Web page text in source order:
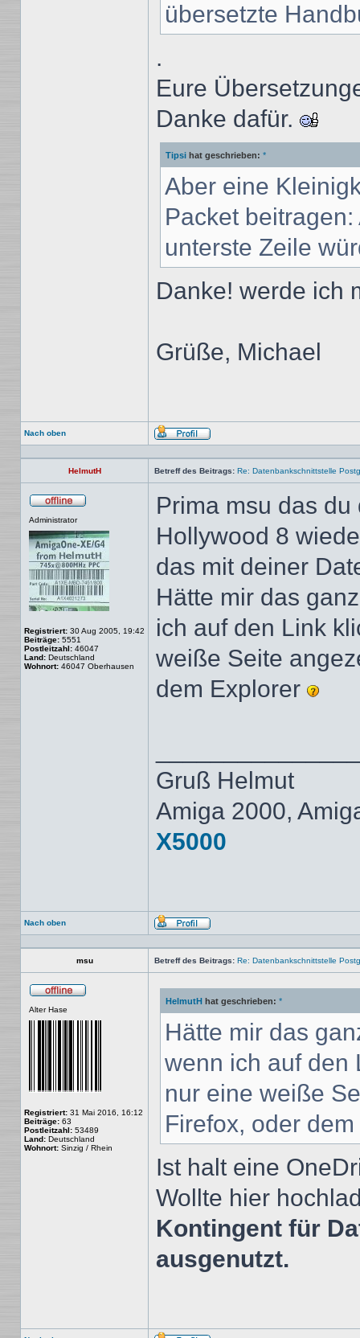
übersetzte
.
Eure
Danke dafür.
Tipsi hat geschrieben: *
Aber eine
Packet
unterste Zeile
Danke! werde ich
Grüße, Michael
Nach oben
Profil
HelmutH Betreff des Beitrags: Re: Datenbankschnittstelle
Administrator
Registriert: 30 Aug 2005, 19:42
Beiträge: 5551
Postleitzahl: 46047
Land: Deutschland
Wohnort: 46047 Oberhausen
Prima msu das
Hollywood 8
das mit deiner
Hätte mir das
ich auf den Link
weiße Seite
dem Explorer
Gruß Helmut
Amiga 2000,
X5000
Nach oben
Profil
msu Betreff des Beitrags: Re: Datenbankschnittstelle
Alter Hase
Registriert: 31 Mai 2016, 16:12
Beiträge: 63
Postleitzahl: 53489
Land: Deutschland
Wohnort: Sinzig / Rhein
HelmutH hat geschrieben: *
Hätte mir das
wenn ich auf den
nur eine weiße
Firefox, oder
Ist halt eine
Wollte hier
Kontingent für
ausgenutzt.